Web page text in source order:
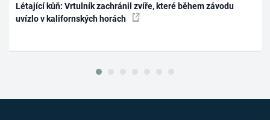
Létající kůň: Vrtulník zachránil zvíře, které během závodu
uvízlo v kalifornských horách